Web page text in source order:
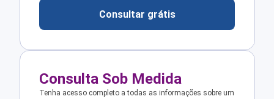
Consultar grátis
Consulta Sob Medida
Tenha acesso completo a todas as informações sobre um